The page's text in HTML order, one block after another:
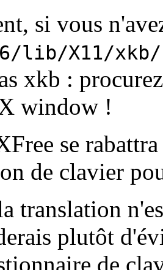
si vous
lib/X11/xkb/
xkb :
window !
se
de clavier
translation
plutôt
de